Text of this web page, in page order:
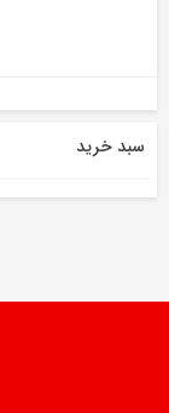
سبد خرید